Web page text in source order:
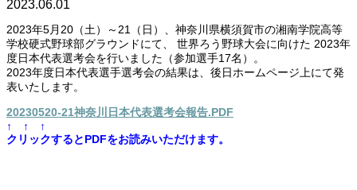
2023.06.01
2023年5月20（土）～21（日）、神奈川県横須賀市の湘南学院高等
学校硬式野球部グラウンドにて、 世界ろう野球大会に向けた 2023年
度日本代表選考会を行いました（参加選手17名）。
2023年度日本代表選手選考会の結果は、後日ホームページ上にて発
表いたします。
20230520-21神奈川日本代表選考会報告.PDF
↑ ↑ ↑
クリックするとPDFをお読みいただけます。